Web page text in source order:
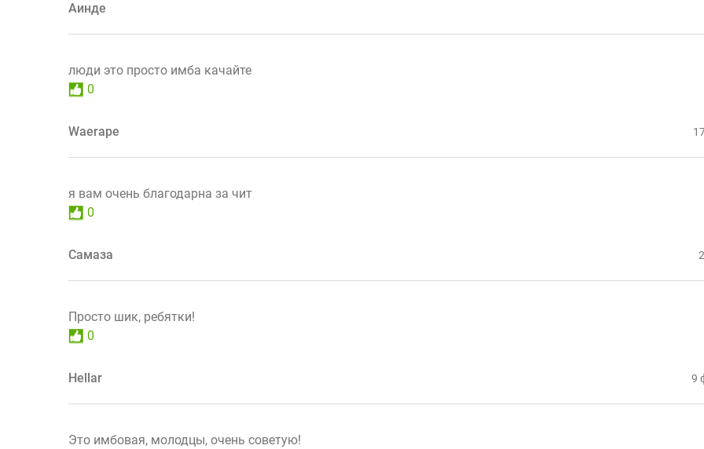
Аинде
люди это просто имба качайте
0
Waerape
я вам очень благодарна за чит
0
Самаза
Просто шик, ребятки!
0
Hellar 9
Это имбовая, молодцы, очень советую!